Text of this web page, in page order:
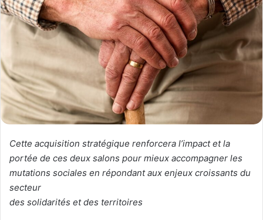
Cette acquisition stratégique renforcera l’impact et la
portée de ces deux salons pour mieux accompagner les
mutations sociales en répondant aux enjeux croissants du
secteur
des solidarités et des territoires